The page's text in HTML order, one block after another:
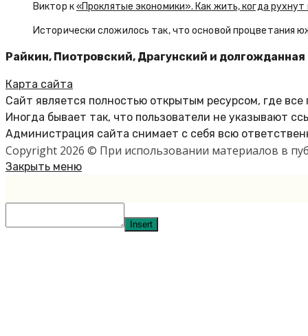
Виктор к«Проклятые экономики». Как жить, когда
Исторически сложилось так, что основой
Райкин, Пиотровский, Драгунский и
Карта сайта
Сайт является полностью открытым ресурсом, где
Иногда бывает так, что пользователи не указывают
Администрация сайта снимает с себя всю
Copyright 2026 © При использовании материалов в
Закрыть меню
Insert